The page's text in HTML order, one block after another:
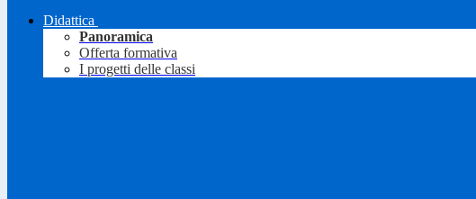
Didattica
Panoramica
Offerta formativa
I progetti delle classi